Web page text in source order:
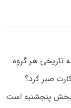
تاریخی هر گروه
صبر کرد؟
پنجشنبه است